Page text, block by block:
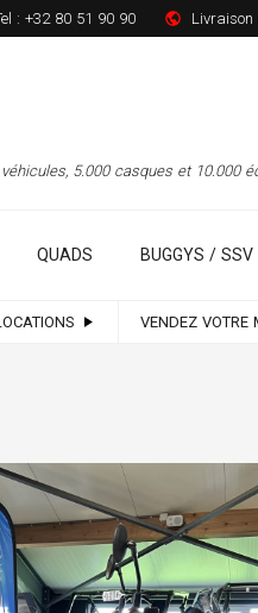
: +32 80 51 90 90 Livraison
5.000 casques et 10.000
QUADS BUGGYS / SSV
VENDEZ VOTRE